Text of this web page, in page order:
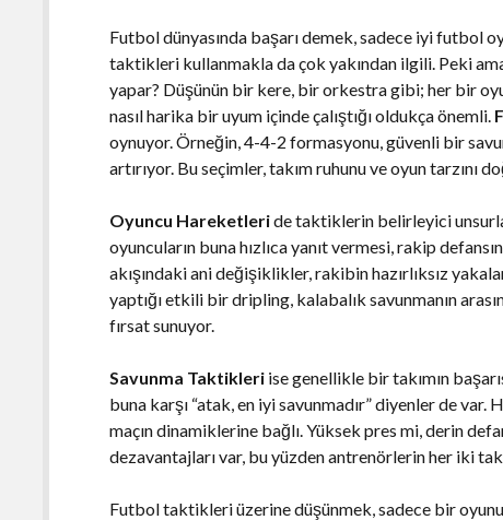
Futbol dünyasında başarı demek, sadece iyi futbol
taktikleri kullanmakla da çok yakından ilgili. Peki
yapar? Düşünün bir kere, bir orkestra gibi; her bir
nasıl harika bir uyum içinde çalıştığı oldukça önemli.
oynuyor. Örneğin, 4-4-2 formasyonu, güvenli bir
artırıyor. Bu seçimler, takım ruhunu ve oyun tarzını
Oyuncu Hareketleride taktiklerin belirleyici
oyuncuların buna hızlıca yanıt vermesi, rakip
akışındaki ani değişiklikler, rakibin hazırlıksız
yaptığı etkili bir dripling, kalabalık savunmanın
fırsat sunuyor.
Savunma Taktikleri ise genellikle bir takımın
buna karşı “atak, en iyi savunmadır” diyenler de
maçın dinamiklerine bağlı. Yüksek pres mi, derin
dezavantajları var, bu yüzden antrenörlerin her iki
Futbol taktikleri üzerine düşünmek, sadece bir